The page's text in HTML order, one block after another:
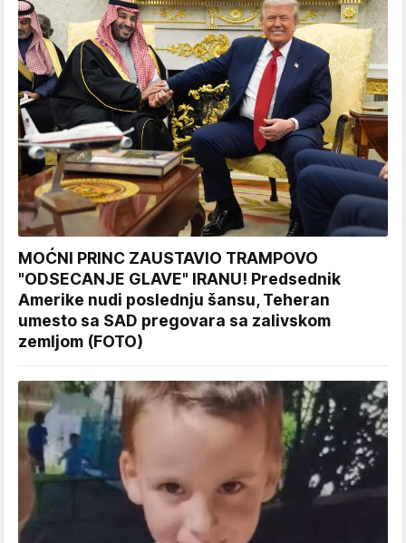
MOĆNI PRINC ZAUSTAVIO TRAMPOVO
"ODSECANJE GLAVE" IRANU! Predsednik
Amerike nudi poslednju šansu, Teheran
umesto sa SAD pregovara sa zalivskom
zemljom (FOTO)